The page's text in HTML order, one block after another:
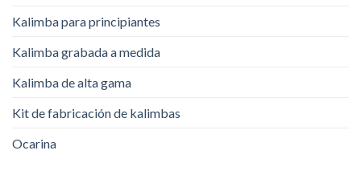
Kalimba para principiantes
Kalimba grabada a medida
Kalimba de alta gama
Kit de fabricación de kalimbas
Ocarina